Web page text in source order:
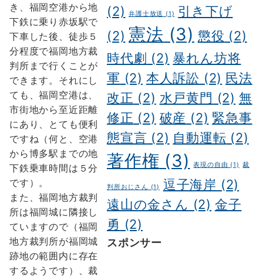
き、福岡空港から地
下鉄に乗り赤坂駅で
下車した後、徒歩５
分程度で福岡地方裁
判所まで行くことが
できます。それにし
ても、福岡空港は、
市街地から至近距離
にあり、とても便利
ですね（何と、空港
から博多駅までの地
下鉄乗車時間は５分
です）。
また、福岡地方裁判
所は福岡城に隣接し
ていますので（福岡
地方裁判所が福岡城
跡地の範囲内に存在
するようです）、裁
(2)
弁護士放送 (1)
引き下げ
(2) 憲法 (3) 懲役 (2)
時代劇 (2) 暴れん坊将
軍 (2) 本人訴訟 (2) 民法
改正 (2) 水戸黄門 (2) 無
修正 (2) 破産 (2) 緊急事
態宣言 (2) 自動運転 (2)
著作権 (3) 表現の自由 (1) 裁
判所おじさん (1) 逗子海岸 (2)
遠山の金さん (2) 金子
勇 (2)
スポンサー